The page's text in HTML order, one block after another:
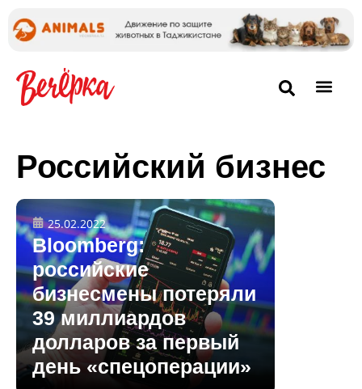
Российский бизнес
25.02.2022
Bloomberg:
российские
бизнесмены потеряли
39 миллиардов
долларов за первый
день «спецоперации»